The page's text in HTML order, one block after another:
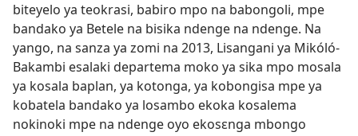
biteyelo ya teokrasi, babiro mpo na babongoli, mpe
bandako ya Betele na bisika ndenge na ndenge. Na
yango, na sanza ya zomi na 2013, Lisangani ya Mikóló-
Bakambi esalaki departema moko ya sika mpo mosala
ya kosala baplan, ya kotonga, ya kobongisa mpe ya
kobatela bandako ya losambo ekoka kosalema
nokinoki mpe na ndenge oyo ekosɛnga mbongo